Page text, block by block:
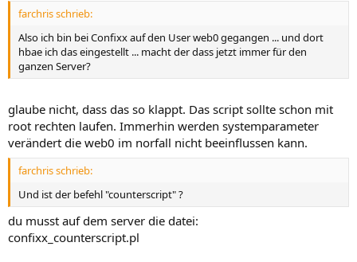
farchris schrieb:
Also ich bin bei Confixx auf den User web0 gegangen ... und dort
hbae ich das eingestellt ... macht der dass jetzt immer für den
ganzen Server?
glaube nicht, dass das so klappt. Das script sollte schon mit
root rechten laufen. Immerhin werden systemparameter
verändert die web0 im norfall nicht beeinflussen kann.
farchris schrieb:
Und ist der befehl "counterscript" ?
du musst auf dem server die datei:
confixx_counterscript.pl